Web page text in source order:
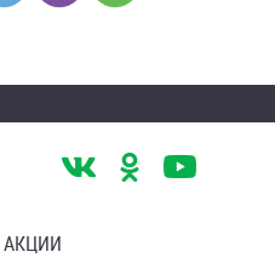
АКЦИИ